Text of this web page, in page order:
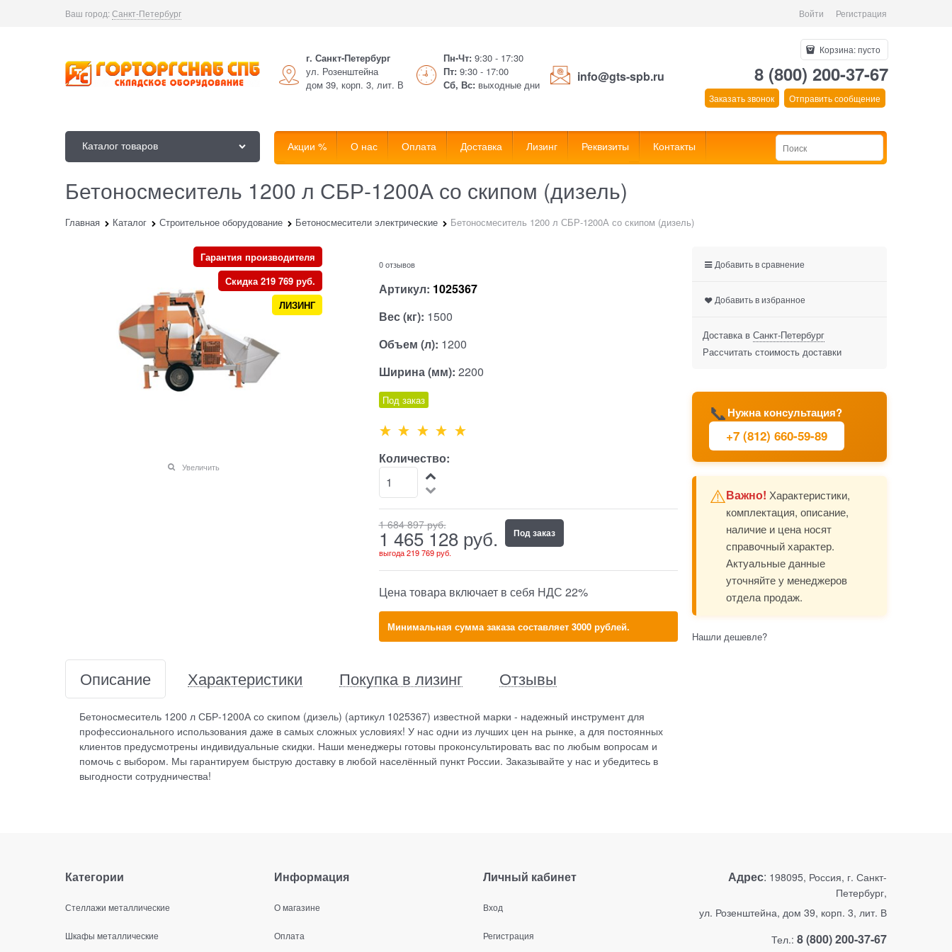
Ваш город:Санкт-Петербург Войти Регистрация
г. Санкт-Петербург
ул. Розенштейна
дом 39, корп. 3, лит. В
Пн-Чт: 9:30 - 17:30
Пт: 9:30 - 17:00
Сб, Вс: выходные дни
info@gts-spb.ru
Корзина:пусто
8 (800) 200-37-67
Заказать звонок Отправить сообщение
Каталог товаров Акции % О нас Оплата Доставка Лизинг Реквизиты Контакты
Бетоносмеситель 1200 л СБР-1200А со скипом (дизель)
Главная Каталог Строительное оборудование Бетоносмесители электрические Бетоносмеситель 1200 л СБР-1200А со скипом (дизель)
Гарантия производителя
Скидка 219 769 руб.
ЛИЗИНГ
Увеличить
0 отзывов
Артикул: 1025367
Вес (кг): 1500
Объем (л): 1200
Ширина (мм): 2200
Под заказ
Количество:
1 684 897 руб.
1 465 128 руб.
выгода219 769 руб.
Под заказ
Цена товара включает в себя НДС 22%
Минимальная сумма заказа составляет 3000 рублей.
Описание Характеристики Покупка в лизинг Отзывы
Бетоносмеситель 1200 л СБР-1200А со скипом (дизель) (артикул 1025367) известной марки - надежный инструмент для
профессионального использования даже в самых сложных условиях! У нас одни из лучших цен на рынке, а для постоянных
клиентов предусмотрены индивидуальные скидки. Наши менеджеры готовы проконсультировать вас по любым вопросам и
помочь с выбором. Мы гарантируем быструю доставку в любой населённый пункт России. Заказывайте у нас и убедитесь в
выгодности сотрудничества!
📞Нужна консультация?
+7 (812) 660-59-89
⚠️Важно! Характеристики,
комплектация, описание,
наличие и цена носят
справочный характер.
Актуальные данные
уточняйте у менеджеров
отдела продаж.
Добавить в сравнение
Добавить в избранное
Доставка в Санкт-Петербург
Рассчитать стоимость доставки
Нашли дешевле?
Категории
Стеллажи металлические
Шкафы металлические
Информация
О магазине
Оплата
Личный кабинет
Вход
Регистрация
Адрес: 198095, Россия, г. Санкт-
Петербург,
ул. Розенштейна, дом 39, корп. 3, лит. В
Тел.: 8 (800) 200-37-67